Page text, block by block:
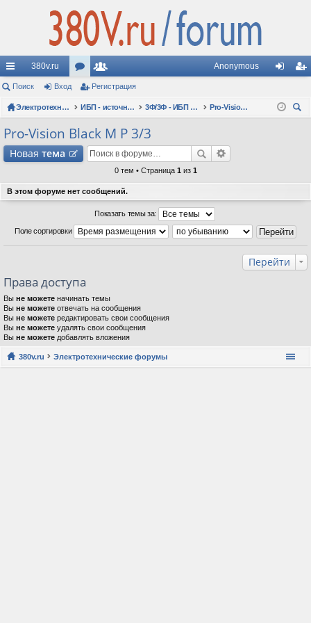
с
ы
лк
380v.ru
ор
ум
ы
ол
ьз
ов
ат
и
Anonymous
д ис
Поиск Вход Регистрация
Электротехнические форумы ИБП - источники бесперебойного питания 3Ф/3Ф - ИБП N-POWER: трехфазные 10 - 10000 кВА - вопросы по моделям
Pro-Vision Black M P 3/3
Pro-Vision Black M P 3/3
Новая тема
0 тем • Страница 1 из 1
В этом форуме нет сообщений.
Показать темы за:
Поле сортировки
Перейти
Права доступа
Вы не можете начинать темы
Вы не можете отвечать на сообщения
Вы не можете редактировать свои сообщения
Вы не можете удалять свои сообщения
Вы не можете добавлять вложения
380v.ru Электротехнические форумы